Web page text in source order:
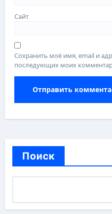
Сайт
Сохранить моё имя, email и
последующих моих
Поиск